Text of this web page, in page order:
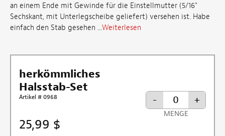
an einem Ende mit Gewinde für die Einstellmutter (5/16"
Sechskant, mit Unterlegscheibe geliefert) versehen ist. Habe
einfach den Stab gesehen ...Weiterlesen
herkömmliches
Halsstab-Set
Artikel # 0968
25,99 $
- +
MENGE